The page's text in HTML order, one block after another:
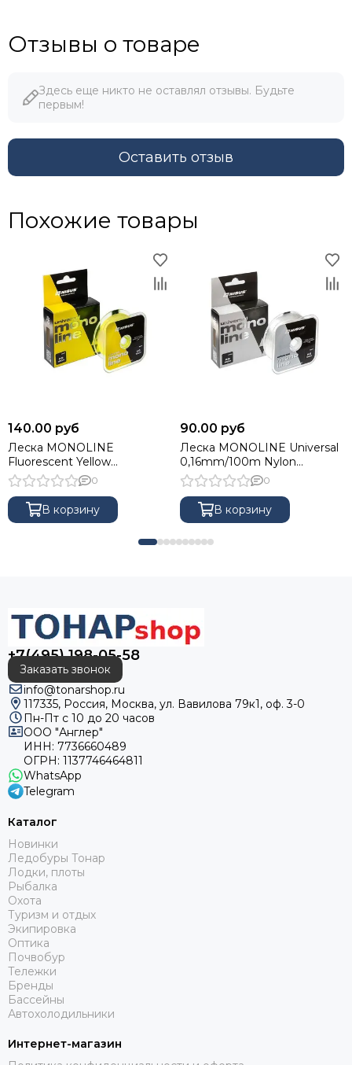
Отзывы о товаре
Здесь еще никто не оставлял отзывы. Будьте
первым!
Оставить отзыв
Похожие товары
140.00 руб
Леска MONOLINE
Fluorescent Yellow
0,50mm/100m Nylon Nisus
(N-MFY-050-100)
0
В корзину
90.00 руб
Леска MONOLINE Universal
0,16mm/100m Nylon
Transparent Nisus (N-MU-016-
100)
0
В корзину
+7(495) 198-05-58
Заказать звонок
info@tonarshop.ru
117335, Россия, Москва, ул. Вавилова 79к1, оф. 3-0
Пн-Пт с 10 до 20 часов
ООО "Англер"
ИНН: 7736660489
ОГРН: 1137746464811
WhatsApp
Telegram
Каталог
Новинки
Ледобуры Тонар
Лодки, плоты
Рыбалка
Охота
Туризм и отдых
Экипировка
Оптика
Почвобур
Тележки
Бренды
Бассейны
Автохолодильники
Интернет-магазин